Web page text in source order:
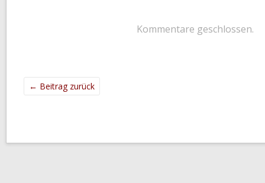
Kommentare geschlossen.
← Beitrag zurück